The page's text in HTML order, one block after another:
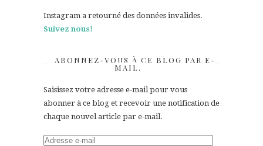
Instagram a retourné des données invalides.
Suivez nous!
ABONNEZ-VOUS À CE BLOG PAR E-
MAIL.
Saisissez votre adresse e-mail pour vous
abonner à ce blog et recevoir une notification de
chaque nouvel article par e-mail.
Adresse